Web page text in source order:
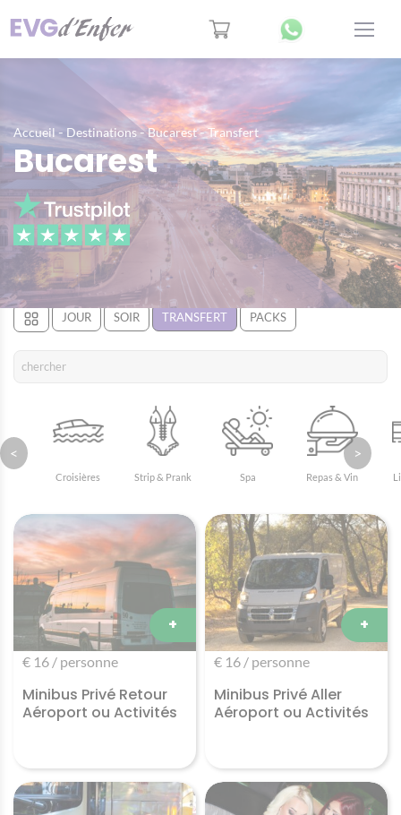
Accueil - Destinations-Bucarest-Transfert
Bucarest
JOUR SOIR TRANSFERT PACKS
Croisières Strip & Prank Spa Repas & Vin
< >
+
€ 16 / personne
Minibus Privé Retour
Aéroport ou Activités
+
€ 16 / personne
Minibus Privé Aller
Aéroport ou Activités